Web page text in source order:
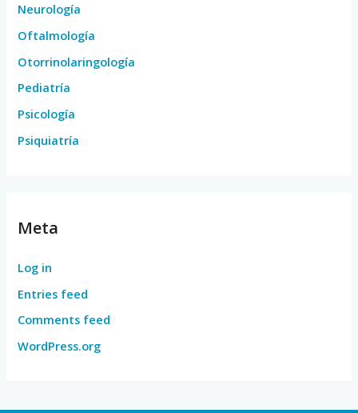
Neurología
Oftalmología
Otorrinolaringología
Pediatría
Psicología
Psiquiatría
Meta
Log in
Entries feed
Comments feed
WordPress.org